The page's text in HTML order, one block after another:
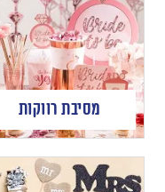
מסיבת רווקות